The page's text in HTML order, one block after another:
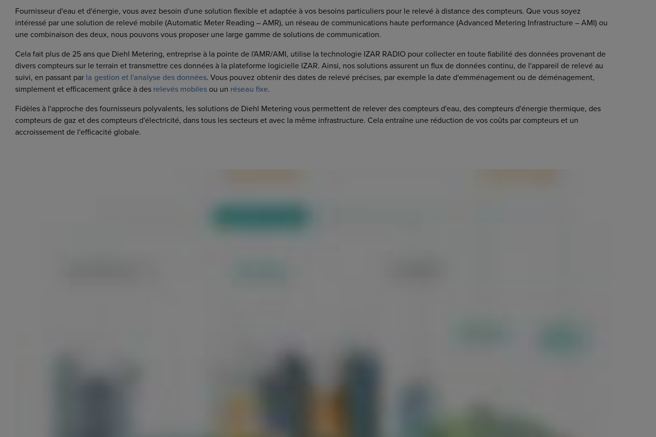
Marchés
Conditions Générales
Cybersecurité
Fournisseur d'eau et d'énergie, vous avez besoin d'une solution flexible et adaptée à vos besoins particuliers pour le relevé à distance des compteurs. Que vous soyez
intéressé par une solution de relevé mobile (Automatic Meter Reading – AMR), un réseau de communications haute performance (Advanced Metering Infrastructure – AMI) ou
une combinaison des deux, nous pouvons vous proposer une large gamme de solutions de communication.
Cela fait plus de 25 ans que Diehl Metering, entreprise à la pointe de l'AMR/AMI, utilise la technologie IZAR RADIO pour collecter en toute fiabilité des données provenant de
divers compteurs sur le terrain et transmettre ces données à la plateforme logicielle IZAR. Ainsi, nos solutions assurent un flux de données continu, de l'appareil de relevé au
suivi, en passant par la gestion et l'analyse des données. Vous pouvez obtenir des dates de relevé précises, par exemple la date d'emménagement ou de déménagement,
simplement et efficacement grâce à des relevés mobilesou un réseau fixe.
Fidèles à l'approche des fournisseurs polyvalents, les solutions de Diehl Metering vous permettent de relever des compteurs d'eau, des compteurs d'énergie thermique, des
compteurs de gaz et des compteurs d'électricité, dans tous les secteurs et avec la même infrastructure. Cela entraîne une réduction de vos coûts par compteurs et un
accroissement de l'efficacité globale.